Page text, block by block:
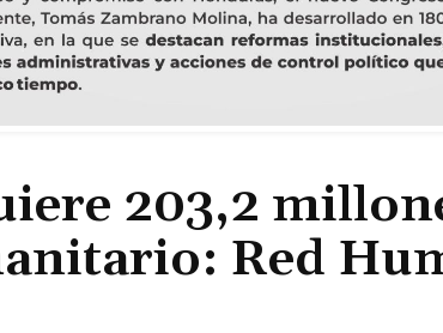
203,2
Red